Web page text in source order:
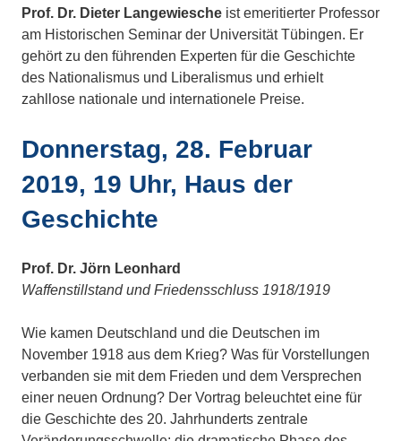
Prof. Dr. Dieter Langewiesche ist emeritierter Professor
am Historischen Seminar der Universität Tübingen. Er
gehört zu den führenden Experten für die Geschichte
des Nationalismus und Liberalismus und erhielt
zahllose nationale und internationele Preise.
Donnerstag, 28. Februar
2019, 19 Uhr, Haus der
Geschichte
Prof. Dr. Jörn Leonhard
Waffenstillstand und Friedensschluss 1918/1919
Wie kamen Deutschland und die Deutschen im
November 1918 aus dem Krieg? Was für Vorstellungen
verbanden sie mit dem Frieden und dem Versprechen
einer neuen Ordnung? Der Vortrag beleuchtet eine für
die Geschichte des 20. Jahrhunderts zentrale